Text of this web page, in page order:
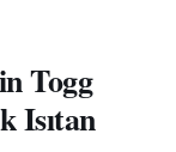
Togg
Isıtan